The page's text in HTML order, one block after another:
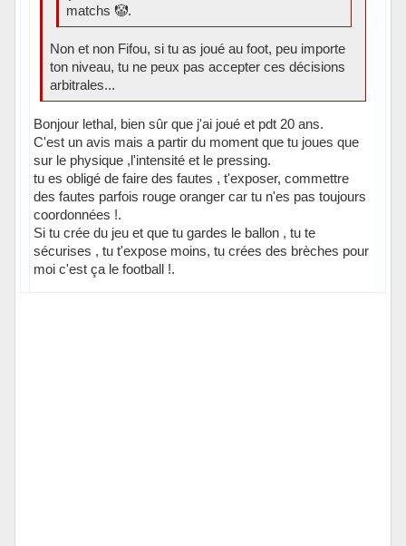
matchs 🤡.
Non et non Fifou, si tu as joué au foot, peu importe
ton niveau, tu ne peux pas accepter ces décisions
arbitrales...
Bonjour lethal, bien sûr que j'ai joué et pdt 20 ans.
C'est un avis mais a partir du moment que tu joues que
sur le physique ,l'intensité et le pressing.
tu es obligé de faire des fautes , t'exposer, commettre
des fautes parfois rouge oranger car tu n'es pas toujours
coordonnées !.
Si tu crée du jeu et que tu gardes le ballon , tu te
sécurises , tu t'expose moins, tu crées des brèches pour
moi c'est ça le football !.